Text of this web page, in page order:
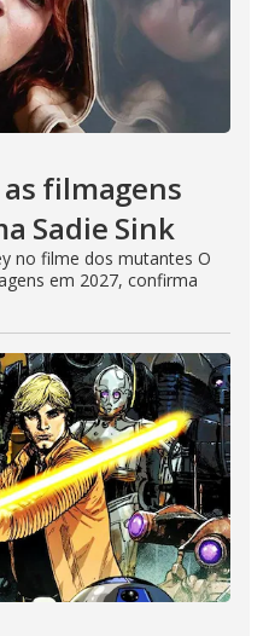
filmagens
Sadie Sink
no filme dos mutantes O
em 2027, confirma